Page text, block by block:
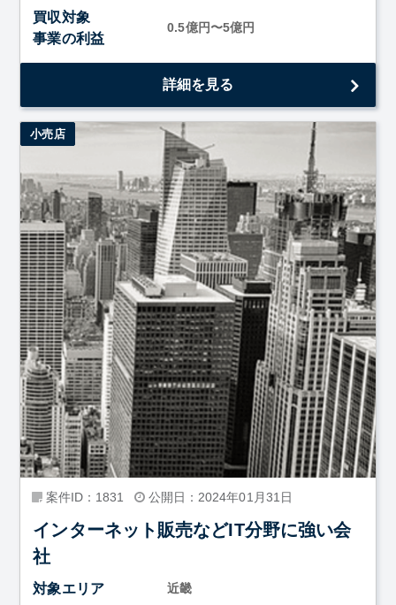
買収対象
事業の利益
0.5億円〜5億円
AI/DX領域でシナジーが見込める先を幅広く探しておりま
詳細を見る
小売店
案件ID：1831 公開日：2024年01月31日
インターネット販売などIT分野に強い会
社
対象エリア 近畿